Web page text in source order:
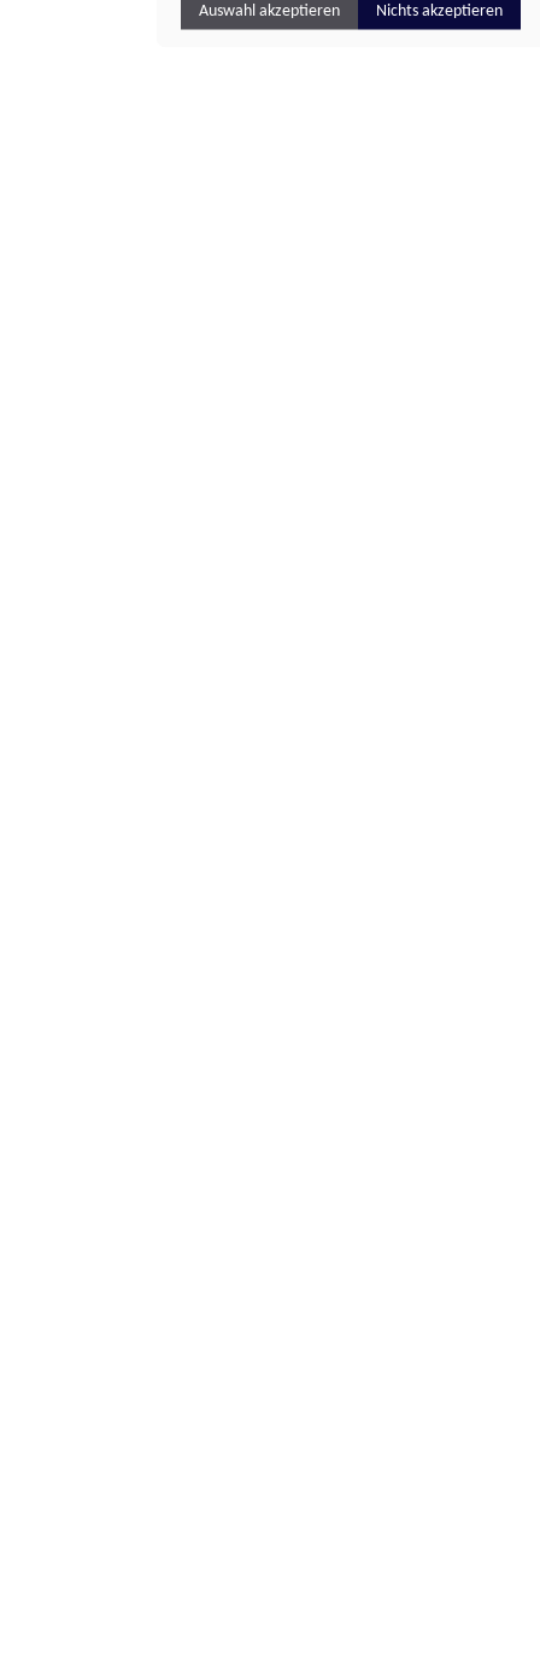
Auswahl akzeptieren Nichts akzeptieren